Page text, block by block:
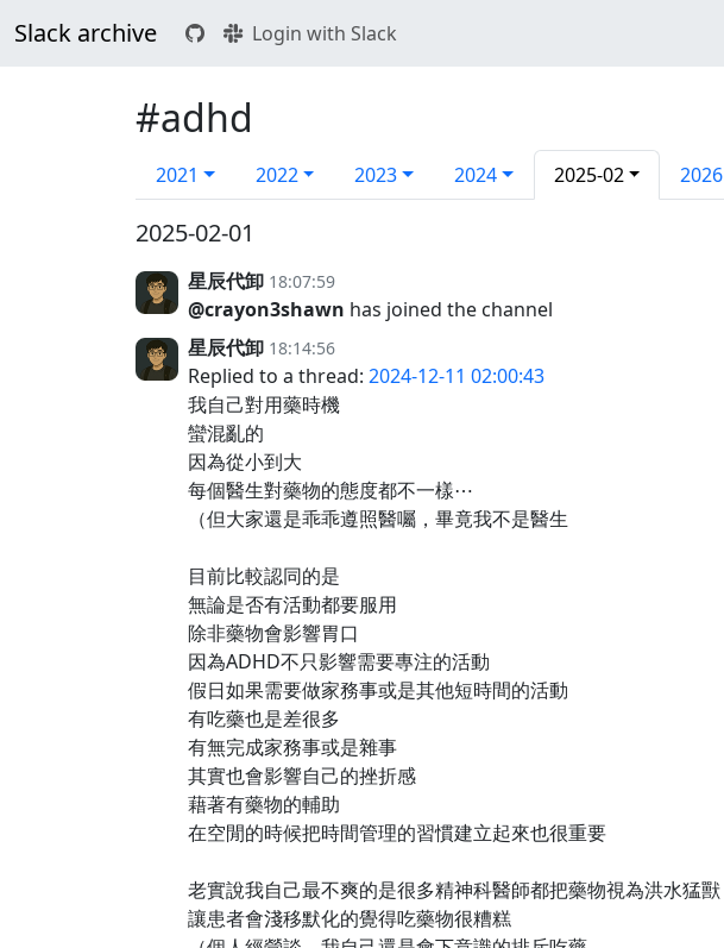
Slack archive Login with Slack
#adhd
2021 2022 2023 2024 2025-02 2026
2025-02-01
星辰代卸 18:07:59
@crayon3shawn has joined the channel
星辰代卸 18:14:56
Replied to a thread: 2024-12-11 02:00:43
我自己對用藥時機
蠻混亂的
因為從小到大
每個醫生對藥物的態度都不一樣⋯
（但大家還是乖乖遵照醫囑，畢竟我不是醫生
目前比較認同的是
無論是否有活動都要服用
除非藥物會影響胃口
因為ADHD不只影響需要專注的活動
假日如果需要做家務事或是其他短時間的活動
有吃藥也是差很多
有無完成家務事或是雜事
其實也會影響自己的挫折感
藉著有藥物的輔助
在空閒的時候把時間管理的習慣建立起來也很重要
老實說我自己最不爽的是很多精神科醫師都把藥物視為洪水猛獸
讓患者會淺移默化的覺得吃藥物很糟糕